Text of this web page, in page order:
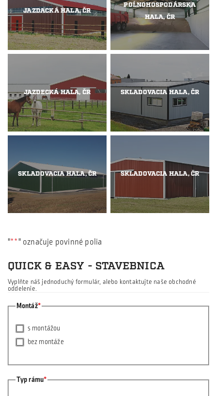
JAZDACKÁ HALA, ČR
POĹNOHOSPODÁRSKA
HALA, ČR
JAZDECKÁ HALA, ČR SKLADOVACIA HALA, ČR
SKLADOVACIA HALA, ČR SKLADOVACIA HALA, ČR
"* " označuje povinné polia
QUICK & EASY - STAVEBNICA
Vyplňte náš jednoduchý formulár, alebo kontaktujte naše obchodné
oddelenie.
Montáž
s montážou
bez montáže
Typ rámu